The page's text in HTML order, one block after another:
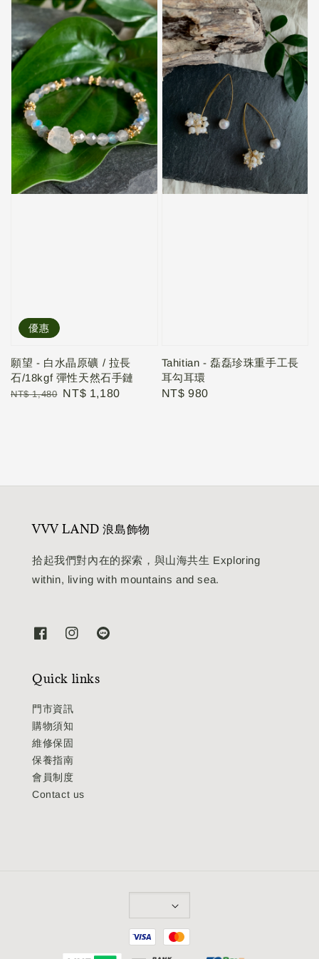
優惠
願望 - 白水晶原礦 / 拉長
石/18kgf 彈性天然石手鏈
Regular
NT$ 1,480 Sale
NT$ 1,180
Tahitian - 磊磊珍珠重手工長
耳勾耳環
Regular
NT$ 980
VVV LAND 浪島飾物
拾起我們對內在的探索，與山海共生 Exploring
within, living with mountains and sea.
Quick links
門市資訊
購物須知
維修保固
保養指南
會員制度
Contact us